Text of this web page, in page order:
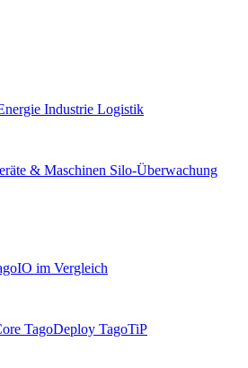
Industrie Logistik
& Maschinen Silo-Überwachung
im Vergleich
TagoDeploy TagoTiP